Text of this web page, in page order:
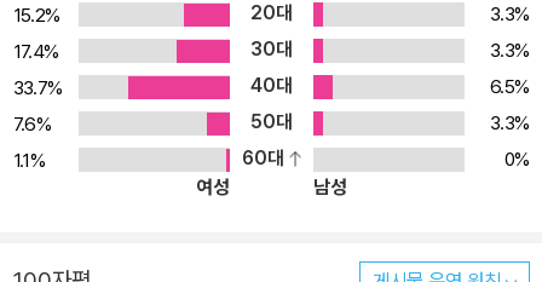
이란 무엇인지 끊임없이 묻는 소년의 독백을 통해 우리는 인간 존재
의 모순을 발견한다. 동시에 불가해한 인간 존재에 대한 탁월한 서사
를 끌어낸 박지리 작가의 천재성에 또 한번 놀라게 된다. 번외가 된 소
년의 일상 고교 총기 난사 사건으로 열여덟 명이 희생당하는 사고가
발생한다. ‘나’는 그 사고에서 유일하게 살아남은 생존자이고, K는 그
사고의 가해자이자 범죄자이다. 그 일 이후로 소년은 모든 것에서 예
15.2%
20대
3.3%
17.4%
30대
3.3%
33.7%
40대
6.5%
7.6%
50대
3.3%
1.1%
60대
0%
여성
남성